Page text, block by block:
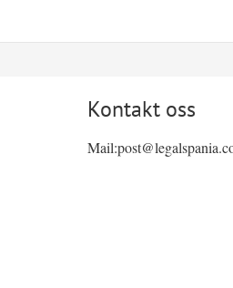
Kontakt oss